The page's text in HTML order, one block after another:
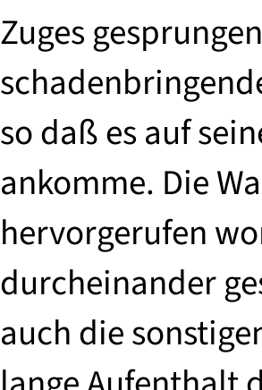
Zuges
so daß es auf
ankomme. Die
hervorgerufen
durcheinander
auch die